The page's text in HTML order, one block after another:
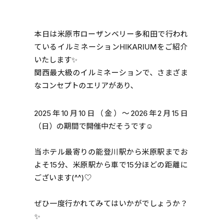
本日は米原市ローザンベリー多和田で行われ
ているイルミネーションHIKARIUMをご紹介
いたします✨
関西最大級のイルミネーションで、さまざま
なコンセプトのエリアがあり、
2025年10月10日（金）～2026年2月15日
（日）の期間で開催中だそうです☺️
当ホテル最寄りの能登川駅から米原駅までお
よそ15分、米原駅から車で15分ほどの距離に
ございます(^^)♡
ぜひ一度行かれてみてはいかがでしょうか？
✨